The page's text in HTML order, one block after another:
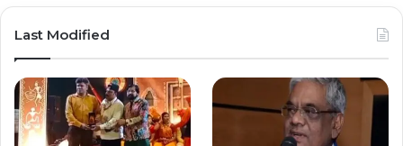
Last Modified